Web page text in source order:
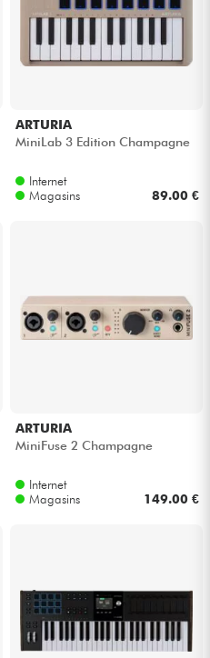
ARTURIA
MiniLab 3 Edition Champagne
Internet
Magasins
89.00 €
ARTURIA
MiniFuse 2 Champagne
Internet
Magasins
149.00 €